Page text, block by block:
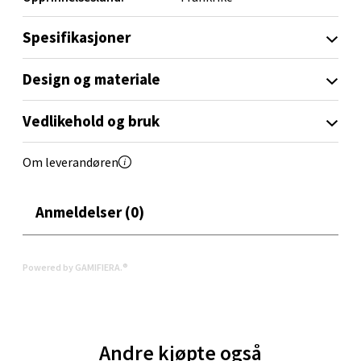
Spesifikasjoner
Design og materiale
Vedlikehold og bruk
Om leverandøren
Anmeldelser (0)
Powered by GAMIFIERA.®
Andre kjøpte også
Aunasenteret, Sunndalsvegen 3, 7340 Oppdal
Åpent i dag 10-18
0 i butikk
Thon Senter Orkanger, Orkdalsveien 113, 7300
Orkanger